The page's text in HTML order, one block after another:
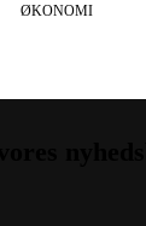
ØKONOMI